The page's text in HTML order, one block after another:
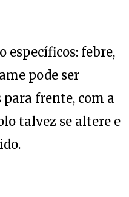
específicos: febre,
pode ser
para frente, com a
talvez se altere e